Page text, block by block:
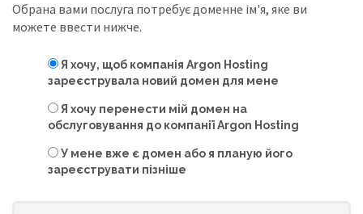
Обрана вами послуга потребує доменне ім'я, яке ви
можете ввести нижче.
Я хочу, щоб компанія Argon Hosting
зареєструвала новий домен для мене
Я хочу перенести мій домен на
обслуговування до компанії Argon Hosting
У мене вже є домен або я планую його
зареєструвати пізніше